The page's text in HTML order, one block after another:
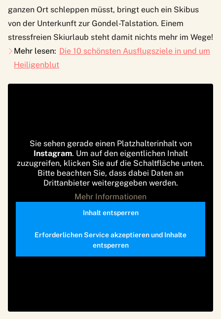
ganzen Ort schleppen müsst, bringt euch ein Skibus
von der Unterkunft zur Gondel-Talstation. Einem
stressfreien Skiurlaub steht damit nichts mehr im Wege!
Mehr lesen: Die 10 schönsten Ausflugsziele in und um
Heiligenblut
Sie sehen gerade einen Platzhalterinhalt von
Instagram. Um auf den eigentlichen Inhalt
zuzugreifen, klicken Sie auf die Schaltfläche unten.
Bitte beachten Sie, dass dabei Daten an
Drittanbieter weitergegeben werden.
Mehr Informationen
Inhalt entsperren
Erforderlichen Service akzeptieren und Inhalte
entsperren